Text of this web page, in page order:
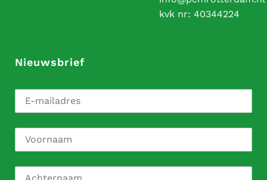
kvk nr: 40344224
Nieuwsbrief